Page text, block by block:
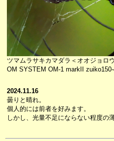
ツマムラサキカマダラ＜オオジョロ
OM SYSTEM OM-1 markII
2024.11.16
曇りと晴れ。
個人的には前者を好みます。
しかし、光量不足にならない程度の薄